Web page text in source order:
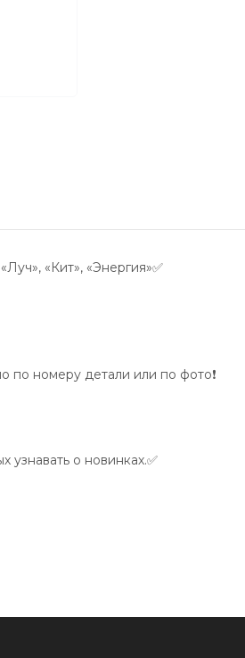
«Кит», «Энергия»✅
по номеру детали или по фото❗️
о новинках.✅